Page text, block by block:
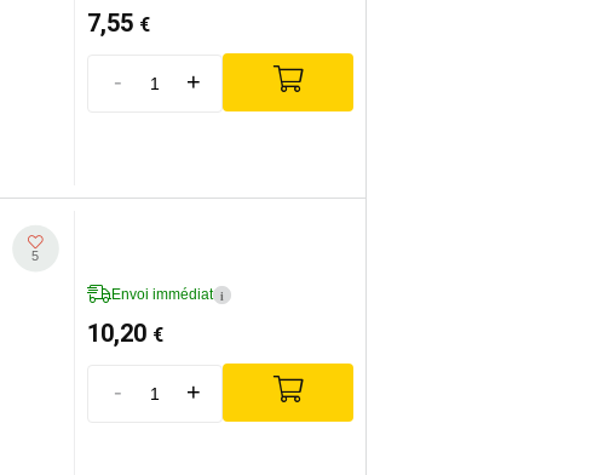
7,55 €
- +
5
Envoi immédiat i
10,20 €
- +